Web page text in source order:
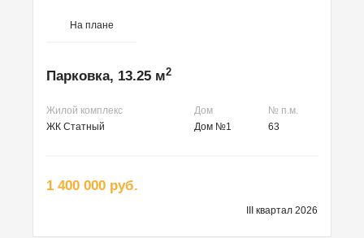
На плане
Парковка, 13.25 м2
Жилой комплекс Дом
№ п.м.
ЖК Статный
Дом №1 63
1 400 000 руб.
III квартал 2026